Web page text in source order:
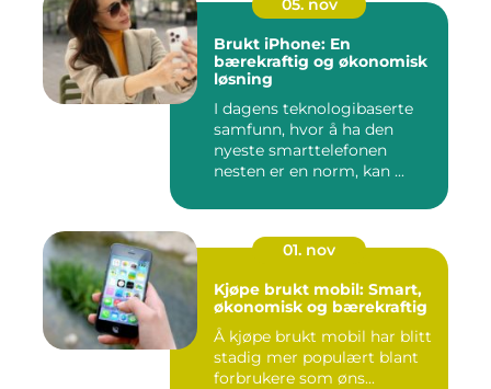
Brukt iPhone: En
bærekraftig og økonomisk
løsning
I dagens teknologibaserte
samfunn, hvor å ha den
nyeste smarttelefonen
nesten er en norm, kan ...
01. nov
Kjøpe brukt mobil: Smart,
økonomisk og bærekraftig
Å kjøpe brukt mobil har blitt
stadig mer populært blant
forbrukere som øns...